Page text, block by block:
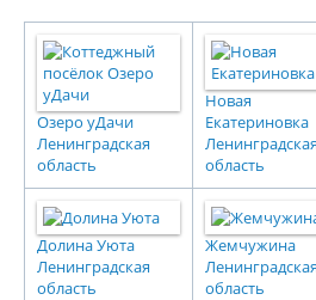
Озеро уДачи
Ленинградская
область
Новая
Екатериновка
Ленинградская
область
Долина Уюта
Ленинградская
область
Жемчужина
Ленинградская
область